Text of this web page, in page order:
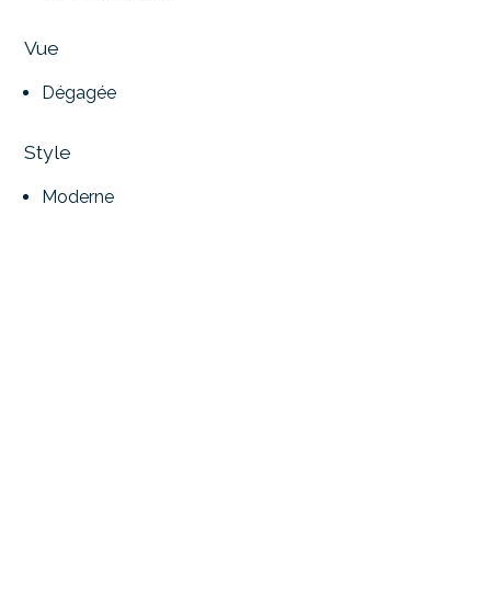
Vue
Dégagée
Style
Moderne